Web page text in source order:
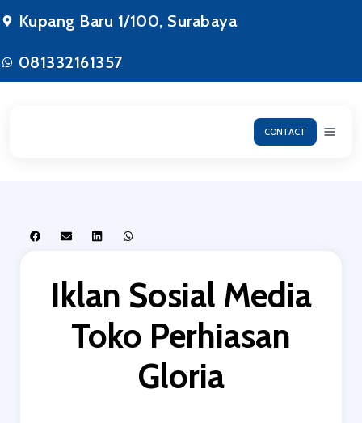
konten
Kupang Baru 1/100, Surabaya
081332161357
CONTACT
Iklan Sosial Media
Toko Perhiasan
Gloria